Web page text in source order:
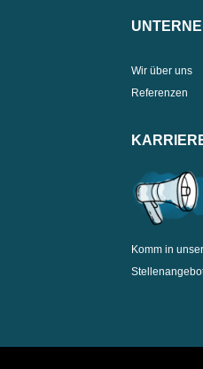
Wir über uns
Referenzen
Komm in